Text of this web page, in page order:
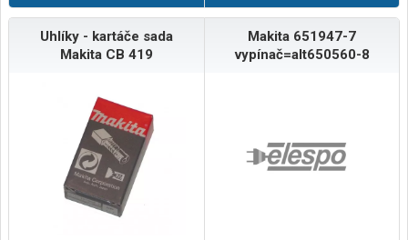
Uhlíky - kartáče sada
Makita CB 419
Makita 651947-7
vypínač=alt650560-8